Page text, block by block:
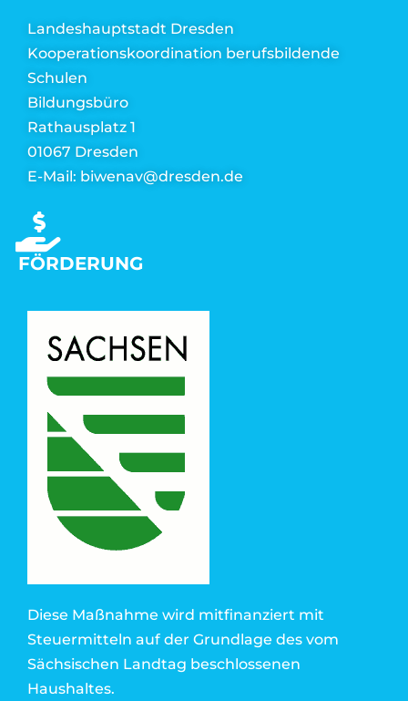
Landeshauptstadt Dresden
Kooperationskoordination berufsbildende
Schulen
Bildungsbüro
Rathausplatz 1
01067 Dresden
E-Mail: biwenav@dresden.de
FÖRDERUNG
Diese Maßnahme wird mitfinanziert mit
Steuermitteln auf der Grundlage des vom
Sächsischen Landtag beschlossenen
Haushaltes.